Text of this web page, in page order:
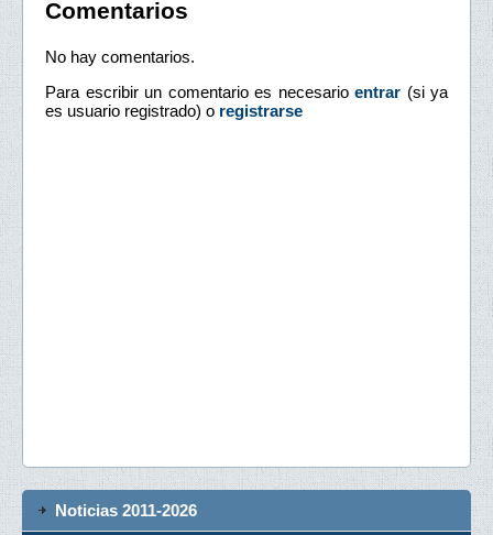
Comentarios
No hay comentarios.
Para escribir un comentario es necesario entrar (si ya
es usuario registrado) o registrarse
Noticias 2011-2026